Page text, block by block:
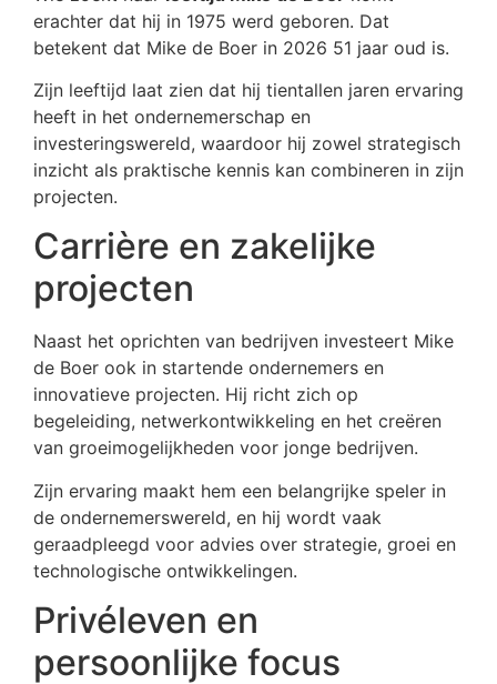
erachter dat hij in 1975 werd geboren. Dat
betekent dat Mike de Boer in 2026 51 jaar oud is.
Zijn leeftijd laat zien dat hij tientallen jaren ervaring
heeft in het ondernemerschap en
investeringswereld, waardoor hij zowel strategisch
inzicht als praktische kennis kan combineren in zijn
projecten.
Carrière en zakelijke
projecten
Naast het oprichten van bedrijven investeert Mike
de Boer ook in startende ondernemers en
innovatieve projecten. Hij richt zich op
begeleiding, netwerkontwikkeling en het creëren
van groeimogelijkheden voor jonge bedrijven.
Zijn ervaring maakt hem een belangrijke speler in
de ondernemerswereld, en hij wordt vaak
geraadpleegd voor advies over strategie, groei en
technologische ontwikkelingen.
Privéleven en
persoonlijke focus